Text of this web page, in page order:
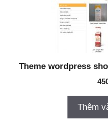
Theme wordpress
Thêm